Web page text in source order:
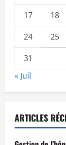
17
18
24
25
31
« Juil
ARTICLES